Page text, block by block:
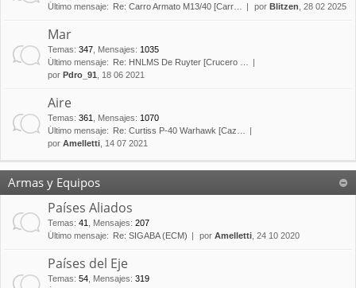
Último mensaje:
Re: Carro Armato M13/40 [Carr… por Blitzen , 28 02 2025
Mar
Temas: 347 Mensajes: 1035
Último mensaje:
Re: HNLMS De Ruyter [Crucero …
por Pdro_91 , 18 06 2021
Aire
Temas: 361 Mensajes: 1070
Último mensaje:
Re: Curtiss P-40 Warhawk [Caz…
por Amelletti , 14 07 2021
Armas y Equipos
Países Aliados
Temas: 41 Mensajes: 207
Último mensaje:
Re: SIGABA (ECM) por Amelletti , 24 10 2020
Países del Eje
Temas: 54 Mensajes: 319